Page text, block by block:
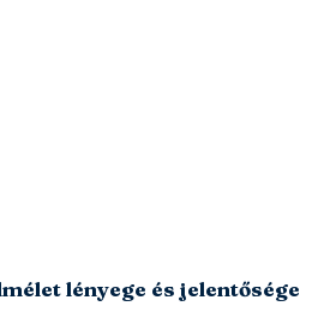
lényege és jelentősége